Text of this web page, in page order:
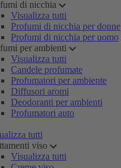
di nicchia
Visualizza tutti
Profumi di nicchia per donne
Profumi di nicchia per uomo
per ambienti
Visualizza tutti
Candele profumate
Profumatori per ambiente
Diffusori aromi
Deodoranti per ambienti
Profumatori auto
tutti
viso
Visualizza tutti